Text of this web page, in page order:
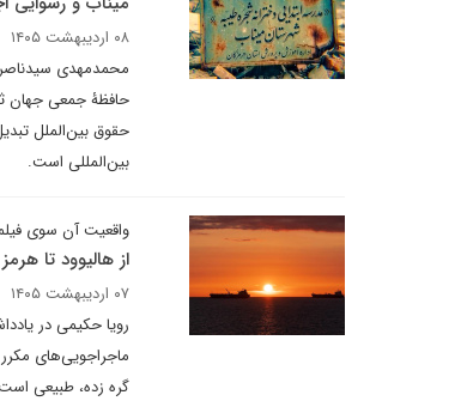
۰۸ اردیبهشت ۱۴۰۵
محمدمهدی
حافظۀ جمعی جهان
حقوق بین‌الملل
بین‌المللی است.
واقعیت آن سوی
از هالیوود تا هرمز
۰۷ اردیبهشت ۱۴۰۵
رویا حکیمی در
ماجراجویی‌های
گره زده، طبیعی